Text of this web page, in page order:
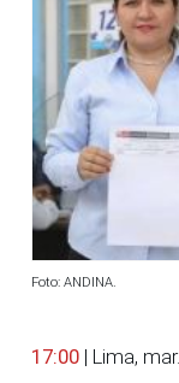
Foto: ANDINA.
17:00 | Lima,